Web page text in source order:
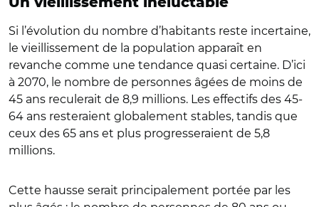
Si l’évolution du nombre d’habitants reste incertaine,
le vieillissement de la population apparaît en
revanche comme une tendance quasi certaine. D’ici
à 2070, le nombre de personnes âgées de moins de
45 ans reculerait de 8,9 millions. Les effectifs des 45-
64 ans resteraient globalement stables, tandis que
ceux des 65 ans et plus progresseraient de 5,8
millions.
Cette hausse serait principalement portée par les